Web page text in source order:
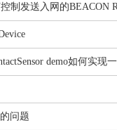
制发送入网的BEACON
demo如何实现
问题